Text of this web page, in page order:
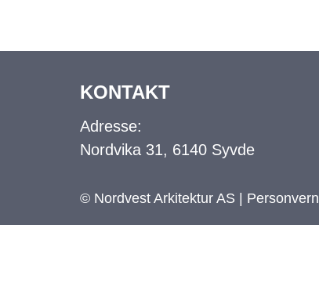
KONTAKT
Adresse:
Nordvika 31, 6140 Syvde
© Nordvest Arkitektur AS | Personvern